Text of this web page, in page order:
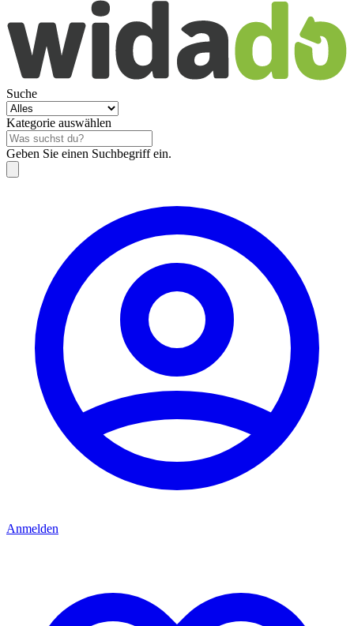
Suche
Kategorie auswählen
Geben Sie einen Suchbegriff ein.
Anmelden